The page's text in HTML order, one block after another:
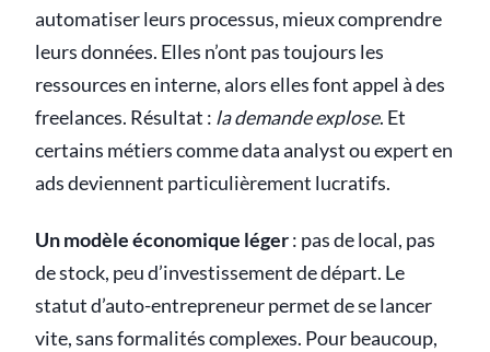
automatiser leurs processus, mieux comprendre
leurs données. Elles n’ont pas toujours les
ressources en interne, alors elles font appel à des
freelances. Résultat : la demande explose. Et
certains métiers comme data analyst ou expert en
ads deviennent particulièrement lucratifs.
Un modèle économique léger: pas de local, pas
de stock, peu d’investissement de départ. Le
statut d’auto-entrepreneur permet de se lancer
vite, sans formalités complexes. Pour beaucoup,